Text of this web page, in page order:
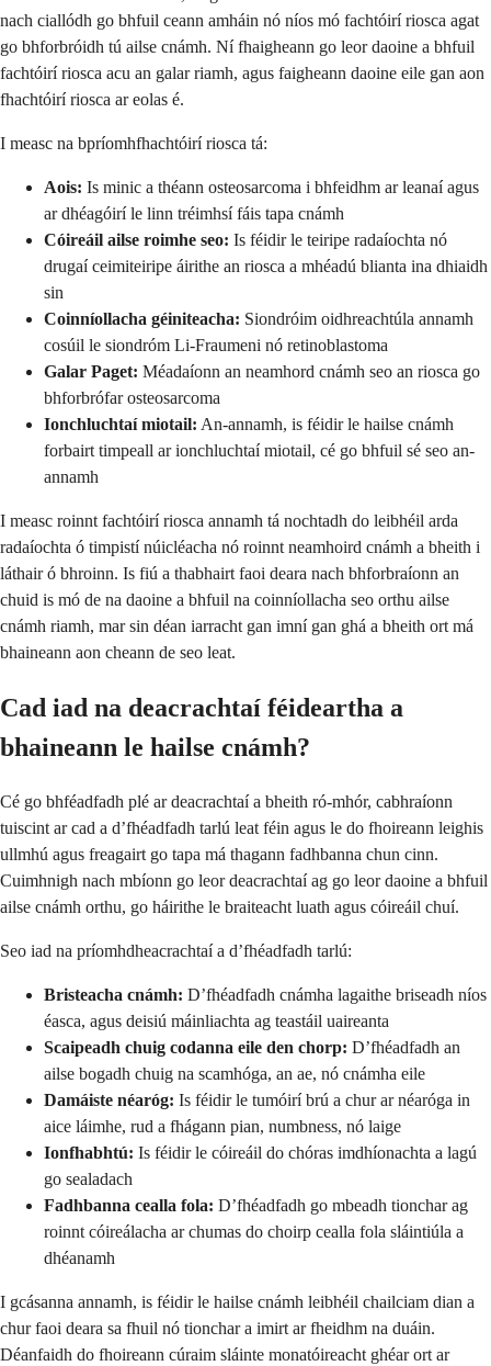
nach ciallódh go bhfuil ceann amháin nó níos mó fachtóirí riosca agat
go bhforbróidh tú ailse cnámh. Ní fhaigheann go leor daoine a bhfuil
fachtóirí riosca acu an galar riamh, agus faigheann daoine eile gan aon
fhachtóirí riosca ar eolas é.
I measc na bpríomhfhachtóirí riosca tá:
Aois: Is minic a théann osteosarcoma i bhfeidhm ar leanaí agus
ar dhéagóirí le linn tréimhsí fáis tapa cnámh
Cóireáil ailse roimhe seo: Is féidir le teiripe radaíochta nó
drugaí ceimiteiripe áirithe an riosca a mhéadú blianta ina dhiaidh
sin
Coinníollacha géiniteacha: Siondróim oidhreachtúla annamh
cosúil le siondróm Li-Fraumeni nó retinoblastoma
Galar Paget: Méadaíonn an neamhord cnámh seo an riosca go
bhforbrófar osteosarcoma
Ionchluchtaí miotail: An-annamh, is féidir le hailse cnámh
forbairt timpeall ar ionchluchtaí miotail, cé go bhfuil sé seo an-
annamh
I measc roinnt fachtóirí riosca annamh tá nochtadh do leibhéil arda
radaíochta ó timpistí núicléacha nó roinnt neamhoird cnámh a bheith i
láthair ó bhroinn. Is fiú a thabhairt faoi deara nach bhforbraíonn an
chuid is mó de na daoine a bhfuil na coinníollacha seo orthu ailse
cnámh riamh, mar sin déan iarracht gan imní gan ghá a bheith ort má
bhaineann aon cheann de seo leat.
Cad iad na deacrachtaí féideartha a
bhaineann le hailse cnámh?
Cé go bhféadfadh plé ar deacrachtaí a bheith ró-mhór, cabhraíonn
tuiscint ar cad a d’fhéadfadh tarlú leat féin agus le do fhoireann leighis
ullmhú agus freagairt go tapa má thagann fadhbanna chun cinn.
Cuimhnigh nach mbíonn go leor deacrachtaí ag go leor daoine a bhfuil
ailse cnámh orthu, go háirithe le braiteacht luath agus cóireáil chuí.
Seo iad na príomhdheacrachtaí a d’fhéadfadh tarlú:
Bristeacha cnámh: D’fhéadfadh cnámha lagaithe briseadh níos
éasca, agus deisiú máinliachta ag teastáil uaireanta
Scaipeadh chuig codanna eile den chorp: D’fhéadfadh an
ailse bogadh chuig na scamhóga, an ae, nó cnámha eile
Damáiste néaróg: Is féidir le tumóirí brú a chur ar néaróga in
aice láimhe, rud a fhágann pian, numbness, nó laige
Ionfhabhtú: Is féidir le cóireáil do chóras imdhíonachta a lagú
go sealadach
Fadhbanna cealla fola: D’fhéadfadh go mbeadh tionchar ag
roinnt cóireálacha ar chumas do choirp cealla fola sláintiúla a
dhéanamh
I gcásanna annamh, is féidir le hailse cnámh leibhéil chailciam dian a
chur faoi deara sa fhuil nó tionchar a imirt ar fheidhm na duáin.
Déanfaidh do fhoireann cúraim sláinte monatóireacht ghéar ort ar